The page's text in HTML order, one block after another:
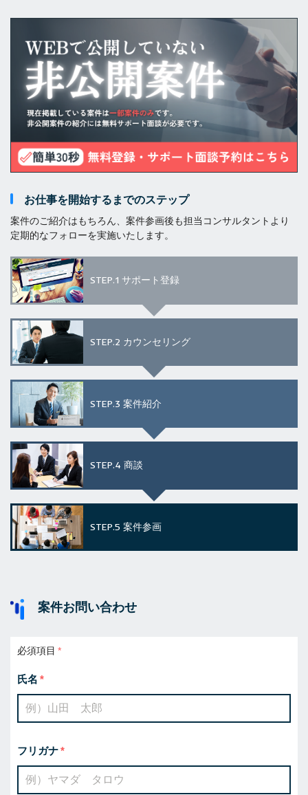
お仕事を開始するまでのステップ
案件のご紹介はもちろん、案件参画後も担当コンサルタントより
定期的なフォローを実施いたします。
STEP.1 サポート登録
STEP.2 カウンセリング
STEP.3 案件紹介
STEP.4 商談
STEP.5 案件参画
案件お問い合わせ
必須項目
氏名
フリガナ